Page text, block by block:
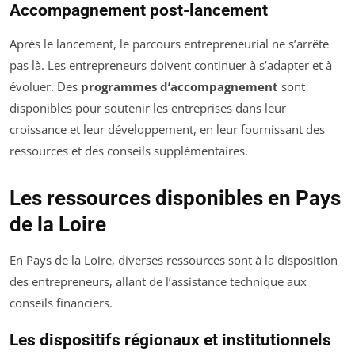
Accompagnement post-lancement
Après le lancement, le parcours entrepreneurial ne s’arrête
pas là. Les entrepreneurs doivent continuer à s’adapter et à
évoluer. Des programmes d’accompagnement sont
disponibles pour soutenir les entreprises dans leur
croissance et leur développement, en leur fournissant des
ressources et des conseils supplémentaires.
Les ressources disponibles en Pays
de la Loire
En Pays de la Loire, diverses ressources sont à la disposition
des entrepreneurs, allant de l’assistance technique aux
conseils financiers.
Les dispositifs régionaux et institutionnels